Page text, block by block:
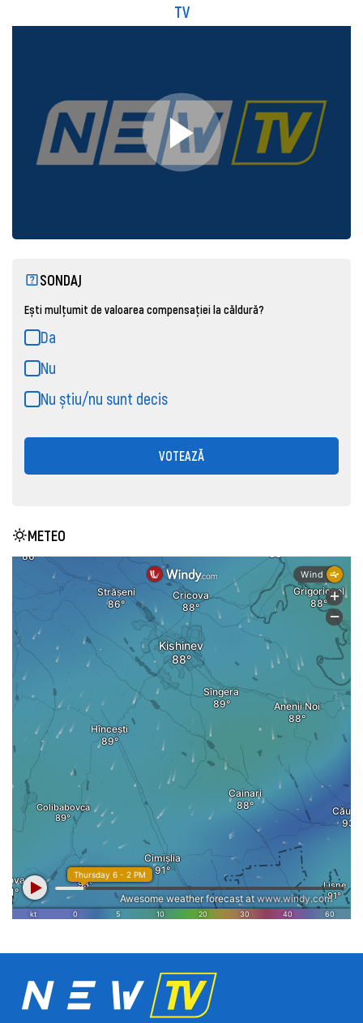
TV
SONDAJ
Ești mulțumit de valoarea compensației la căldură?
Da
Nu
Nu știu/nu sunt decis
VOTEAZĂ
METEO